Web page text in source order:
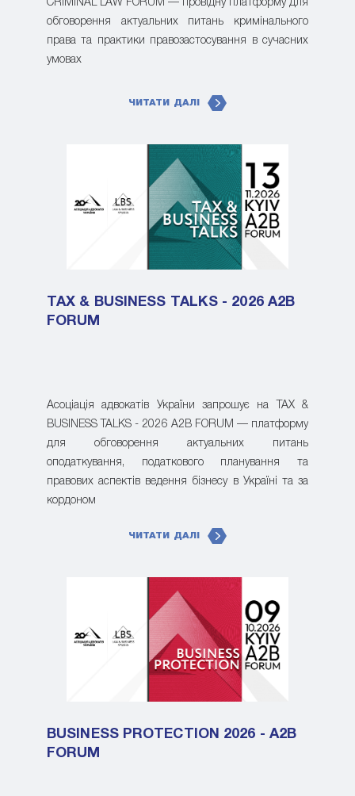
CRIMINAL LAW FORUM — провідну платформу для
обговорення актуальних питань кримінального
права та практики правозастосування в сучасних
умовах
ЧИТАТИ ДАЛІ
TAX & BUSINESS TALKS - 2026 A2B
FORUM
Асоціація адвокатів України запрошує на TAX &
BUSINESS TALKS - 2026 A2B FORUM — платформу
для обговорення актуальних питань
оподаткування, податкового планування та
правових аспектів ведення бізнесу в Україні та за
кордоном
ЧИТАТИ ДАЛІ
BUSINESS PROTECTION 2026 - A2B
FORUM